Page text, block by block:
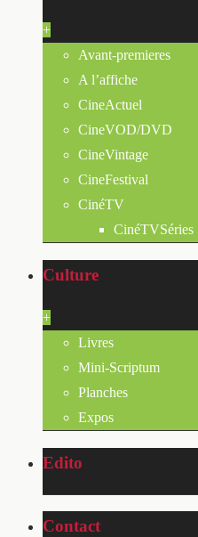
+
Avant-premieres
A l’affiche
CineActuel
CineVOD/DVD
CineVintage
CineFestival
CinéTV
CinéTVSéries
Culture
+
Livres
Mini-Scriptum
Planches
Expos
Edito
Contact